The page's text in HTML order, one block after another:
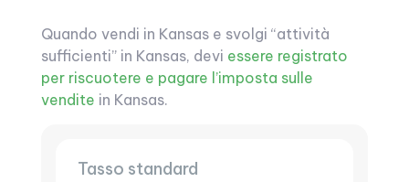
Quando vendi in Kansas e svolgi “attività
sufficienti” in Kansas, devi essere registrato
per riscuotere e pagare l’imposta sulle
vendite in Kansas.
Tasso standard